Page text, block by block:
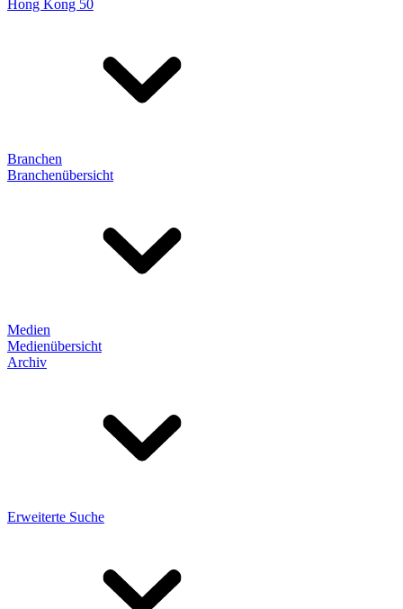
Hong Kong 50
Branchen
Branchenübersicht
Medien
Medienübersicht
Archiv
Erweiterte Suche